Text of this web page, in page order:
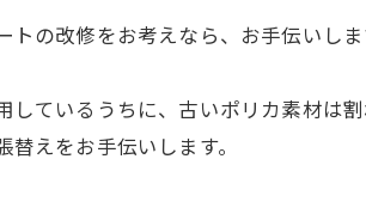
トの改修をお考えなら、お手伝いしま
しているうちに、古いポリカ素材は
替えをお手伝いします。